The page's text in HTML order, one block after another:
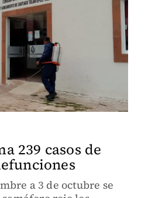
239 casos de
a 3 de octubre se